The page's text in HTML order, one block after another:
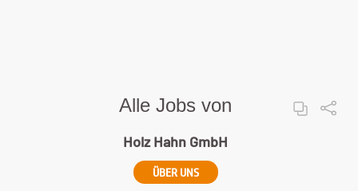
Alle Jobs von
Holz Hahn GmbH
ÜBER UNS